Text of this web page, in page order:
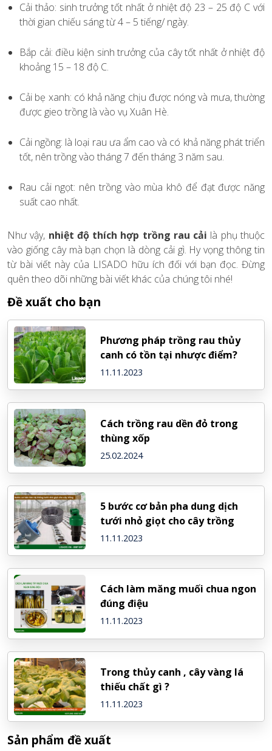
Cải thảo: sinh trưởng tốt nhất ở nhiệt độ 23 – 25 độ C với
thời gian chiếu sáng từ 4 – 5 tiếng/ ngày.
Bắp cải: điều kiện sinh trưởng của cây tốt nhất ở nhiệt độ
khoảng 15 – 18 độ C.
Cải bẹ xanh: có khả năng chịu được nóng và mưa, thường
được gieo trồng là vào vụ Xuân Hè.
Cải ngồng: là loại rau ưa ẩm cao và có khả năng phát triển
tốt, nên trồng vào tháng 7 đến tháng 3 năm sau.
Rau cải ngọt: nên trồng vào mùa khô để đạt được năng
suất cao nhất.
Như vậy, nhiệt độ thích hợp trồng rau cải là phụ thuộc
vào giống cây mà bạn chọn là dòng cải gì. Hy vọng thông tin
từ bài viết này của LISADO hữu ích đối với bạn đọc. Đừng
quên theo dõi những bài viết khác của chúng tôi nhé!
Đề xuất cho bạn
Phương pháp trồng rau thủy
canh có tồn tại nhược điểm?
11.11.2023
Cách trồng rau dền đỏ trong
thùng xốp
25.02.2024
5 bước cơ bản pha dung dịch
tưới nhỏ giọt cho cây trồng
11.11.2023
Cách làm măng muối chua ngon
đúng điệu
11.11.2023
Trong thủy canh , cây vàng lá
thiếu chất gì ?
11.11.2023
Sản phẩm đề xuất